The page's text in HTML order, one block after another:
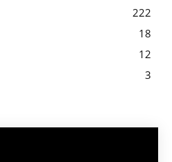
222
18
12
3